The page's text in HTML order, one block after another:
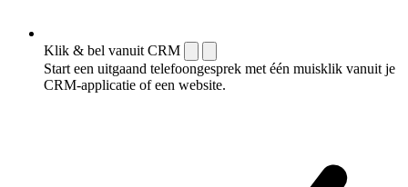
Klik & bel vanuit CRM
Start een uitgaand telefoongesprek met één muisklik vanuit je
CRM-applicatie of een website.